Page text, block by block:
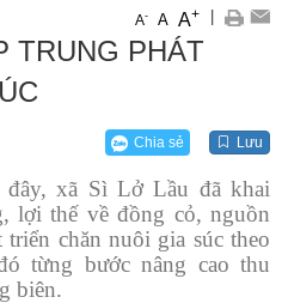
A- A A+
TRUNG PHÁT
Chia sẻ Lưu
đây, xã Sì Lở Lầu đã khai
lợi thế về đồng cỏ, nguồn
chăn nuôi gia súc theo
từng bước nâng cao thu
biên.